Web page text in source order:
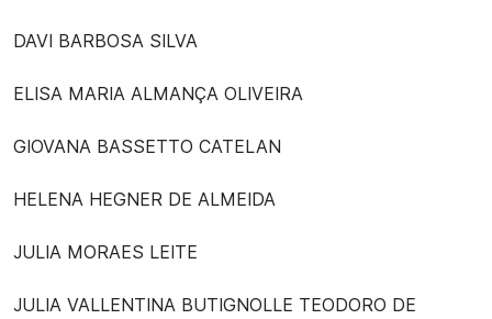
DAVI BARBOSA SILVA
ELISA MARIA ALMANÇA OLIVEIRA
GIOVANA BASSETTO CATELAN
HELENA HEGNER DE ALMEIDA
JULIA MORAES LEITE
JULIA VALLENTINA BUTIGNOLLE TEODORO DE